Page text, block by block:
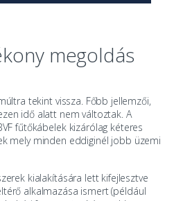
megoldás
tekint vissza. Főbb jellemzői,
idő alatt nem változtak. A
fűtőkábelekkizárólag kéteres
mely minden eddiginél jobb üzemi
kialakítására lett kifejlesztve
alkalmazása ismert (például